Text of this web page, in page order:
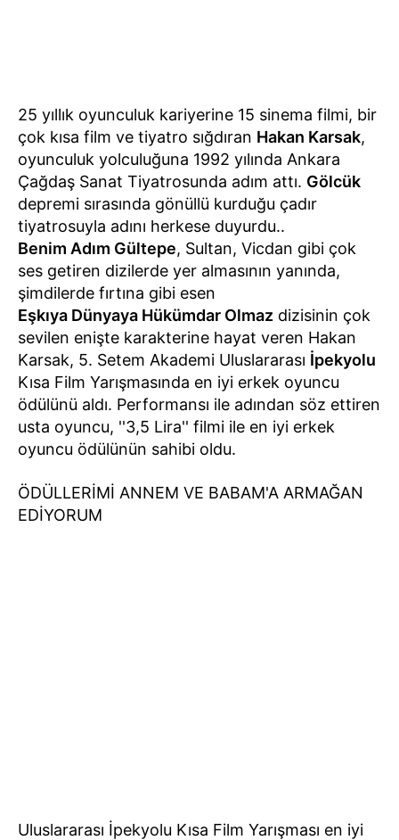
25 yıllık oyunculuk kariyerine 15 sinema filmi, bir
çok kısa film ve tiyatro sığdıran Hakan Karsak,
oyunculuk yolculuğuna 1992 yılında Ankara
Çağdaş Sanat Tiyatrosunda adım attı. Gölcük
depremi sırasında gönüllü kurduğu çadır
tiyatrosuyla adını herkese duyurdu..
Benim Adım Gültepe, Sultan, Vicdan gibi çok
ses getiren dizilerde yer almasının yanında,
şimdilerde fırtına gibi esen
Eşkıya Dünyaya Hükümdar Olmaz dizisinin çok
sevilen enişte karakterine hayat veren Hakan
Karsak, 5. Setem Akademi Uluslararası İpekyolu
Kısa Film Yarışmasında en iyi erkek oyuncu
ödülünü aldı. Performansı ile adından söz ettiren
usta oyuncu, ''3,5 Lira'' filmi ile en iyi erkek
oyuncu ödülünün sahibi oldu.
ÖDÜLLERİMİ ANNEM VE BABAM'A ARMAĞAN
EDİYORUM
Uluslararası İpekyolu Kısa Film Yarışması en iyi